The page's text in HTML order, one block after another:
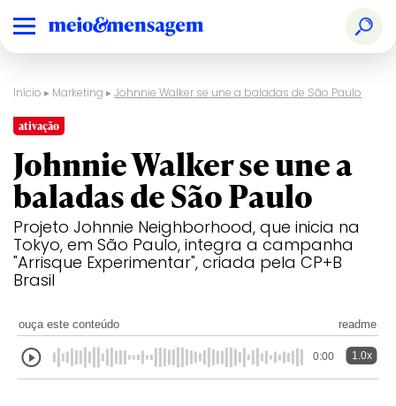
Início ▸ Marketing ▸Johnnie Walker se une a baladas de São Paulo
ativação
Johnnie Walker se une a
baladas de São Paulo
Projeto Johnnie Neighborhood, que inicia na
Tokyo, em São Paulo, integra a campanha
"Arrisque Experimentar", criada pela CP+B
Brasil
ouça este conteúdo readme
0:00 1.0x